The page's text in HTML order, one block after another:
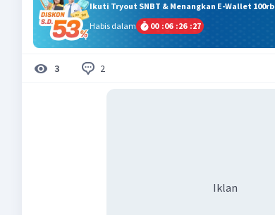
Ikuti Tryout SNBT & Menangkan E-Wallet 100rb
Habis dalam
00 :06 :26 :26
3 2
Iklan